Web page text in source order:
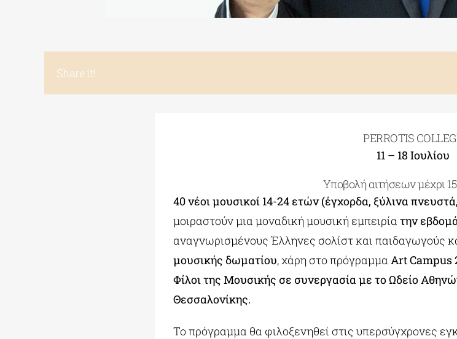
Share it!
PERROTIS
11 – 18 Ιουλίου
Υποβολή αιτήσεων μέχρι
40 νέοι μουσικοί 14-24 ετών (έγχορδα, ξύλινα
μοιραστούν μια μοναδική μουσική εμπειρία την
αναγνωρισμένους Έλληνες σολίστ και παιδαγωγούς
μουσικής δωματίου, χάρη στο πρόγραμμα Art Campus
Φίλοι της Μουσικής σε συνεργασία με το Ωδείο
Θεσσαλονίκης.
Το πρόγραμμα θα φιλοξενηθεί στις υπερσύγχρονες